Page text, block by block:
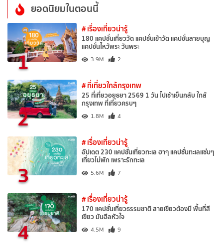
ยอดนิยมในตอนนี้
1
# เรื่องเที่ยวน่ารู้
180 แคปชั่นเที่ยววัด แคปชั่นเข้าวัด แคปชั่นสายบุญ
แคปชั่นไหว้พระ วันพระ
3.9M 2
2
# ที่เที่ยวใกล้กรุงเทพ
25 ที่เที่ยวอยุธยา 2569 1 วัน ไปเช้าเย็นกลับ ใกล้
กรุงเทพ ที่เที่ยวครบๆ
1.8M 4
3
# เรื่องเที่ยวน่ารู้
อัปเดต 230 แคปชั่นเที่ยวทะเล ฮาๆ แคปชั่นทะเลแซ่บๆ
เที่ยวไม่พัก เพราะรักทะเล
5.6M 7
4
# เรื่องเที่ยวน่ารู้
170 แคปชั่นเที่ยวธรรมชาติ สายเขียวต้องมี พื้นที่สี
เขียว มันฮีลหัวใจ
4.5M 9